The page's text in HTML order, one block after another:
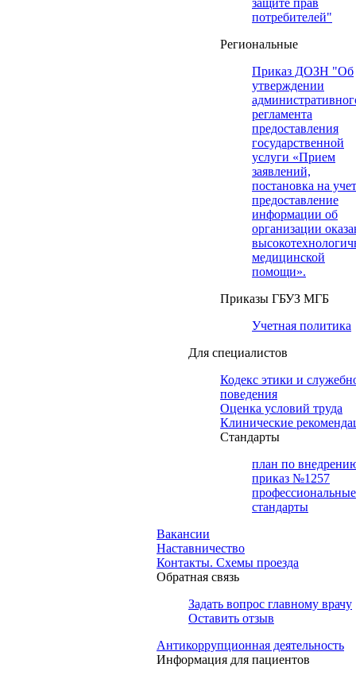
защите прав
потребителей"
Региональные
Приказ ДОЗН "Об
утверждении
регламента
предоставления
государственной
услуги «Прием
заявлений,
постановка на
предоставление
информации об
организации
медицинской
помощи».
Приказы ГБУЗ МГБ
Учетная политика
Для специалистов
Кодекс этики и
поведения
Оценка условий труда
Клинические
Cтандарты
план по
приказ №1257
профессиональные
стандарты
Вакансии
Наставничество
Контакты. Схемы проезда
Обратная связь
Задать вопрос главному врачу
Оставить отзыв
Антикоррупционная деятельность
Информация для пациентов